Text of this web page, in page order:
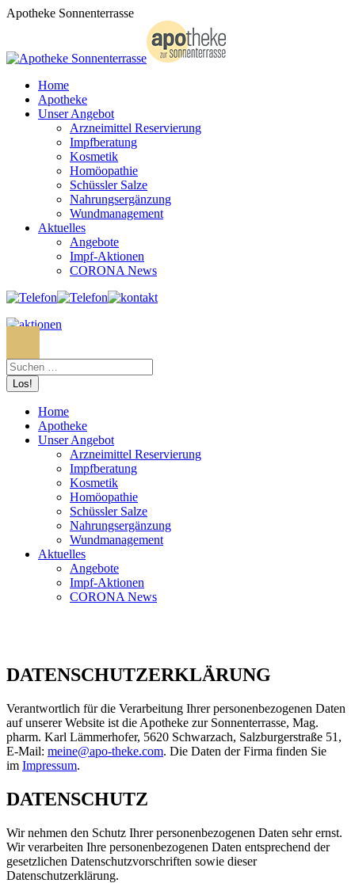
Zum
Apotheke Sonnenterrasse
Home
Apotheke
Unser Angebot
Arzneimittel Reservierung
Impfberatung
Kosmetik
Homöopathie
Schüssler Salze
Nahrungsergänzung
Wundmanagement
Aktuelles
Angebote
Impf-Aktionen
CORONA News
Home
Apotheke
Unser Angebot
Arzneimittel Reservierung
Impfberatung
Kosmetik
Homöopathie
Schüssler Salze
Nahrungsergänzung
Wundmanagement
Aktuelles
Angebote
Impf-Aktionen
CORONA News
DATENSCHUTZERKLÄRUNG
Verantwortlich für die Verarbeitung Ihrer personenbezogenen Daten
auf unserer Website ist die Apotheke zur Sonnenterrasse, Mag.
pharm. Karl Lämmerhofer, 5620 Schwarzach, Salzburgerstraße 51,
E-Mail: meine@apo-theke.com. Die Daten der Firma finden Sie
im Impressum.
DATENSCHUTZ
Wir nehmen den Schutz Ihrer personenbezogenen Daten sehr ernst.
Wir verarbeiten Ihre personenbezogenen Daten entsprechend der
gesetzlichen Datenschutzvorschriften sowie dieser
Datenschutzerklärung.